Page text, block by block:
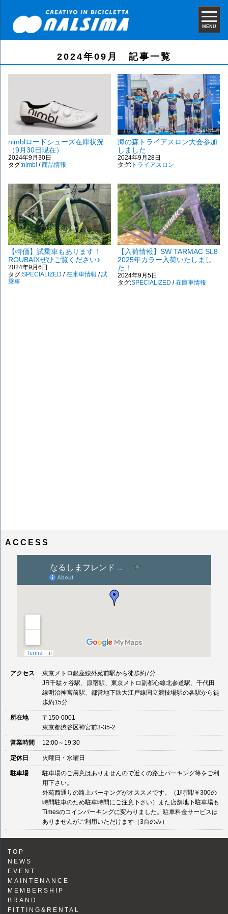
MENU
2024年09月 記事一覧
nimblロードシューズ在庫状況
（9月30日現在）
2024年9月30日
タグ:nimbl /商品情報
海の森トライアスロン大会参加
しました
2024年9月28日
タグ:トライアスロン
【特価】試乗車もあります！
ROUBAIXぜひご覧ください♪
2024年9月6日
タグ:SPECIALIZED /在庫車情報 /試
乗車
【入荷情報】SW TARMAC SL8
2025年カラー入荷いたしまし
た！
2024年9月5日
タグ:SPECIALIZED /在庫車情報
ACCESS
アクセス
東京メトロ銀座線外苑前駅から徒歩約7分
JR千駄ヶ谷駅、原宿駅、東京メトロ副都心線北参道駅、千代田
線明治神宮前駅、都営地下鉄大江戸線国立競技場駅の各駅から徒
歩約15分
所在地
〒150-0001
東京都渋谷区神宮前3-35-2
営業時間 12:00～19:30
定休日 火曜日・水曜日
駐車場
駐車場のご用意はありませんので近くの路上パーキング等をご利
用下さい。
外苑西通りの路上パーキングがオススメです。（1時間/￥300の
時間駐車のため駐車時間にご注意下さい）また店舗地下駐車場も
Timesのコインパーキングに変わりました。駐車料金サービスは
ありませんがご利用いただけます（3台のみ）
TOP
NEWS
EVENT
MAINTENANCE
MEMBERSHIP
BRAND
FITTING&RENTAL